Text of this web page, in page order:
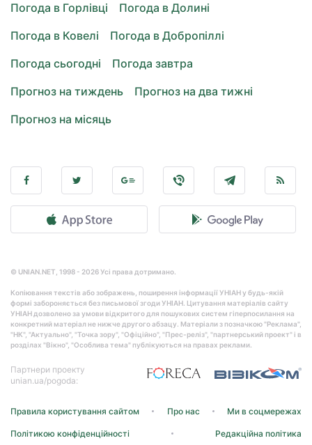
Погода в Горлівці
Погода в Долині
Погода в Ковелі
Погода в Добропіллі
Погода сьогодні
Погода завтра
Прогноз на тиждень
Прогноз на два тижні
Прогноз на місяць
© UNIAN.NET, 1998 - 2026 Усі права дотримано.
Копіювання текстів або зображень, поширення інформації УНІАН у будь-якій
формі забороняється без письмової згоди УНІАН. Цитування матеріалів сайту
УНІАН дозволено за умови відкритого для пошукових систем гіперпосилання на
конкретний матеріал не нижче другого абзацу. Матеріали з позначкою "Реклама",
"НК", "Актуально", "Точка зору", "Офіційно", "Прес-реліз", "партнерський проект" і в
розділах "Вікно", "Особлива тема" публікуються на правах реклами.
Партнери проекту
unian.ua/pogoda:
Правила користування сайтом Про нас Ми в соцмережах
Політикою конфіденційності Редакційна політика